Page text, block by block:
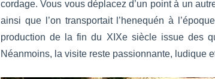
cordage. Vous vous déplacez d’un point à un
ainsi que l’on transportait l’henequén à
production de la fin du XIXe siècle issue des
Néanmoins, la visite reste passionnante, ludique